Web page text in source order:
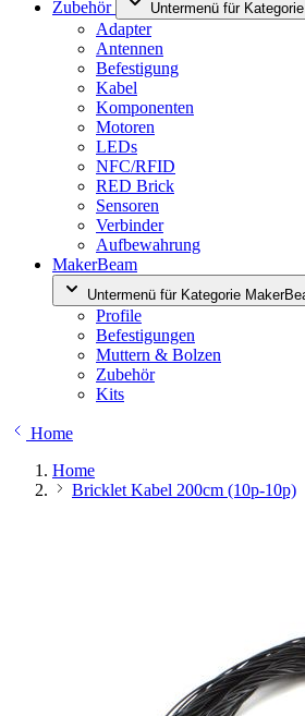
Zubehör
Untermenü für
Adapter
Antennen
Befestigung
Kabel
Komponenten
Motoren
LEDs
NFC/RFID
RED Brick
Sensoren
Verbinder
Aufbewahrung
MakerBeam
Untermenü für Kategorie
Profile
Befestigungen
Muttern & Bolzen
Zubehör
Kits
Home
Home
Bricklet Kabel 200cm (10p-10p)